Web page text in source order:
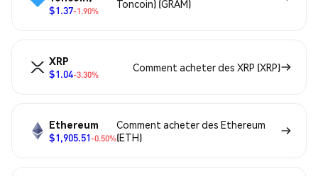
$1.37-1.90%
Toncoin) (GRAM)
XRP
$1.04-3.30%
Comment acheter des XRP (XRP)
Ethereum
$1,905.51-0.50%
Comment acheter des Ethereum
(ETH)